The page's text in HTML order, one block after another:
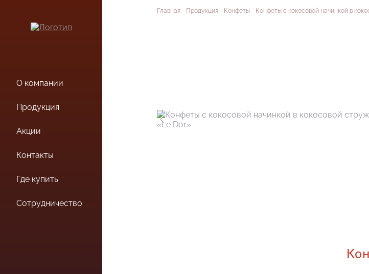
О компании
Продукция
Акции
Контакты
Где купить
Сотрудничество
Конфеты с кокосовой начинкой
Главная Продукция Конфеты Конфеты с кокосовой начинкой в